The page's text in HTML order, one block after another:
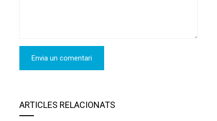
ARTICLES RELACIONATS